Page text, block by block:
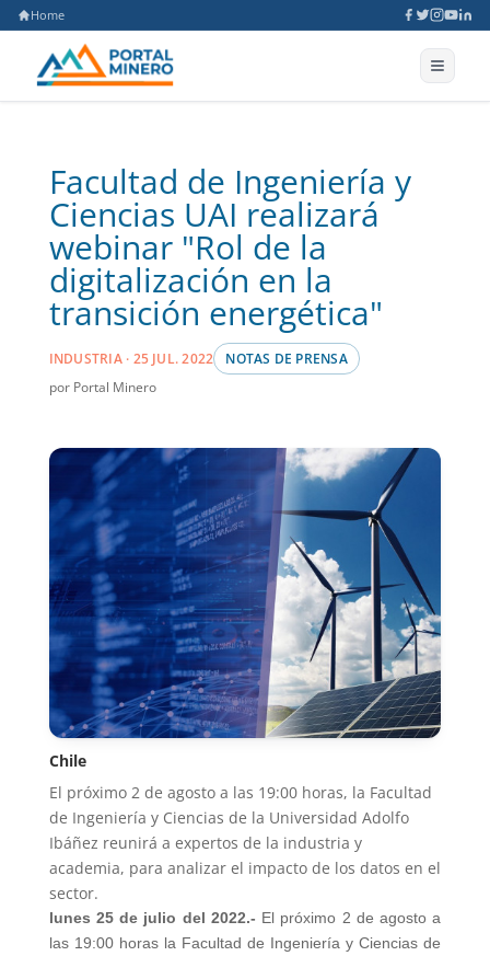
Home
Facultad de Ingeniería y
Ciencias UAI realizará
webinar "Rol de la
digitalización en la
transición energética"
INDUSTRIA · 25 JUL. 2022 NOTAS DE PRENSA
por Portal Minero
Chile
El próximo 2 de agosto a las 19:00 horas, la Facultad
de Ingeniería y Ciencias de la Universidad Adolfo
Ibáñez reunirá a expertos de la industria y
academia, para analizar el impacto de los datos en el
sector.
lunes 25 de julio del 2022.- El próximo 2 de agosto a
las 19:00 horas la Facultad de Ingeniería y Ciencias de